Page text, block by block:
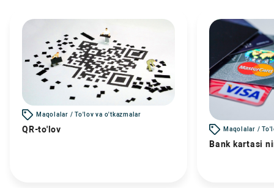
Maqolalar / To'lov va o'tkazmalar
QR-to'lov Maqolalar /
Bank kartasi